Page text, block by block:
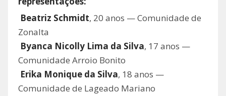
Beatriz Schmidt, 20 anos — Comunidade de
Zonalta
Byanca Nicolly Lima da Silva, 17 anos —
Comunidade Arroio Bonito
Erika Monique da Silva, 18 anos —
Comunidade de Lageado Mariano